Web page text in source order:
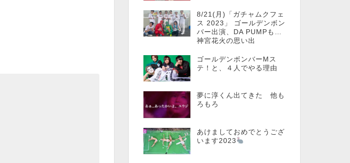
8/21(月)「ガチャムクフェ
ス 2023」 ゴールデンボン
バー出演、DA PUMPも…
神宮花火の思い出
ゴールデンボンバーMス
テ！と、４人でやる理由
夢に淳くん出てきた 他も
ろもろ
あけましておめでとうござ
います2023